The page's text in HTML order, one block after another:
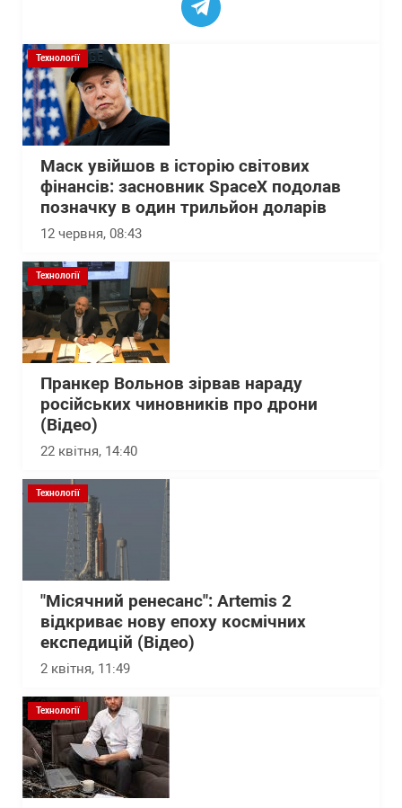
Технології
Маск увійшов в історію світових
фінансів: засновник SpaceX подолав
позначку в один трильйон доларів
12 червня, 08:43
Технології
Пранкер Вольнов зірвав нараду
російських чиновників про дрони
(Відео)
22 квітня, 14:40
Технології
"Місячний ренесанс": Artemis 2
відкриває нову епоху космічних
експедицій (Відео)
2 квітня, 11:49
Технології